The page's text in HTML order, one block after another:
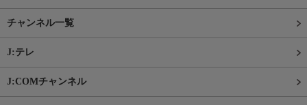
チャンネル一覧
J:テレ
J:COMチャンネル